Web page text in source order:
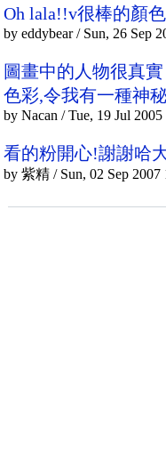
Oh lala!!v很棒的
by eddybear / Sun, 26 Sep
圖畫中的人物很真
色彩,令我有一種神
by Nacan / Tue, 19 Jul
看的粉開心!謝謝哈
by 紫精 / Sun, 02 Sep 2007